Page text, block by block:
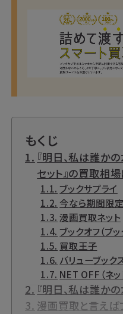
もくじ
『明日、私は誰か
セット』の買取相
ブックサプライ
今なら期間限
漫画買取ネット
ブックオフ（ブ
買取王子
バリューブック
NET OFF（ネッ
『明日、私は誰か
漫画買取と言えば